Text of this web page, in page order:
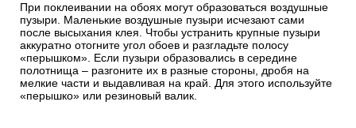
При поклеивании на обоях могут образоваться воздушные
пузыри. Маленькие воздушные пузыри исчезают сами
после высыхания клея. Чтобы устранить крупные пузыри
аккуратно отогните угол обоев и разгладьте полосу
«перышком». Если пузыри образовались в середине
полотнища – разгоните их в разные стороны, дробя на
мелкие части и выдавливая на край. Для этого используйте
«перышко» или резиновый валик.